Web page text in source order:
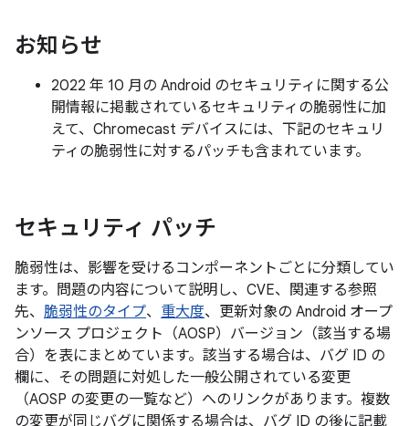
お知らせ
2022 年 10 月の Android のセキュリティに関する公
開情報に掲載されているセキュリティの脆弱性に加
えて、Chromecast デバイスには、下記のセキュリ
ティの脆弱性に対するパッチも含まれています。
セキュリティ パッチ
脆弱性は、影響を受けるコンポーネントごとに分類してい
ます。問題の内容について説明し、CVE、関連する参照
先、 脆弱性のタイプ、 重大度、更新対象の Android オープ
ンソース プロジェクト（AOSP）バージョン（該当する場
合）を表にまとめています。該当する場合は、バグ ID の
欄に、その問題に対処した一般公開されている変更
（AOSP の変更の一覧など）へのリンクがあります。複数
の変更が同じバグに関係する場合は、バグ ID の後に記載